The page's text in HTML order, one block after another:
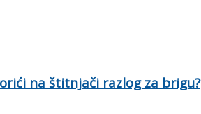
na štitnjači razlog za brigu?